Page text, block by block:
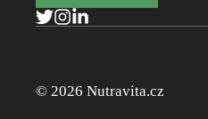
© 2026 Nutravita.cz